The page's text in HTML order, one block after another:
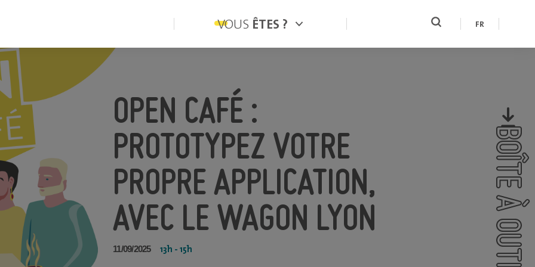
VOUS ÊTES ? FR
BOÎTE À OUTILS
OPEN CAFÉ :
PROTOTYPEZ VOTRE
PROPRE APPLICATION,
AVEC LE WAGON LYON
11/09/2025 13h - 15h